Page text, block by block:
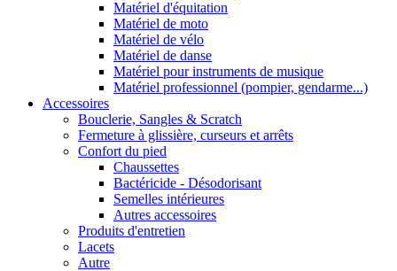
Matériel d'équitation
Matériel de moto
Matériel de vélo
Matériel de danse
Matériel pour instruments de musique
Matériel professionnel (pompier, gendarme...)
Accessoires
Bouclerie, Sangles & Scratch
Fermeture à glissière, curseurs et arrêts
Confort du pied
Chaussettes
Bactéricide - Désodorisant
Semelles intérieures
Autres accessoires
Produits d'entretien
Lacets
Autre